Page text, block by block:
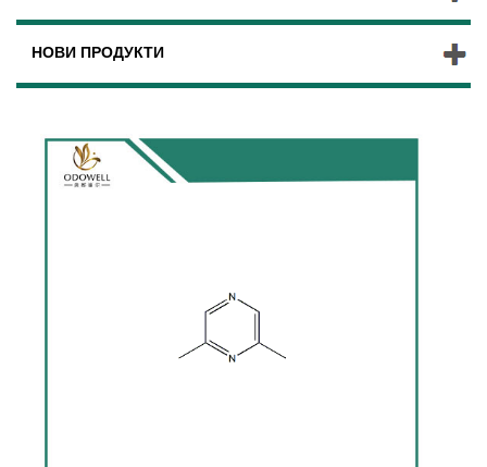
НОВИ ПРОДУКТИ